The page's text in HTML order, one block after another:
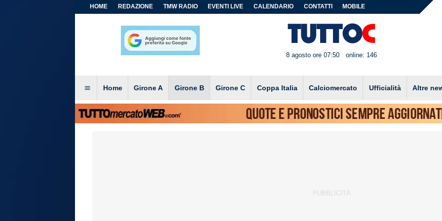
HOME REDAZIONE TMW RADIO EVENTI LIVE CALENDARIO CONTATTI MOBILE
8 agosto ore 07:50 online: 146
Home Girone A Girone B Girone C Coppa Italia Calciomercato Ufficialità Altre